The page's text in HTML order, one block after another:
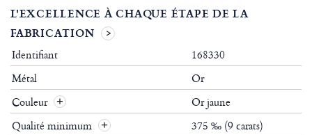
L'EXCELLENCE À CHAQUE ÉTAPE DE LA
FABRICATION
Identifiant
168330
Métal
Or
Couleur
Or jaune
Qualité minimum
375 ‰ (9 carats)